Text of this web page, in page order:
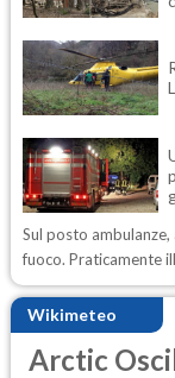
Sul posto
fuoco. Praticamente
Wikimeteo
Arctic